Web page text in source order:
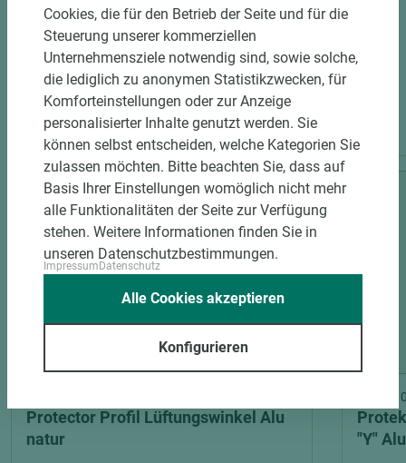
PASSENDES ZUBEHÖR
Protector Profil Lüftungswinkel Alu
natur
Art.-Nr.
"Y"
Cookies, die für den Betrieb der Seite und für die
Steuerung unserer kommerziellen
Unternehmensziele notwendig sind, sowie solche,
die lediglich zu anonymen Statistikzwecken, für
Komforteinstellungen oder zur Anzeige
personalisierter Inhalte genutzt werden. Sie
können selbst entscheiden, welche Kategorien Sie
zulassen möchten. Bitte beachten Sie, dass auf
Basis Ihrer Einstellungen womöglich nicht mehr
alle Funktionalitäten der Seite zur Verfügung
stehen. Weitere Informationen finden Sie in
unseren Datenschutzbestimmungen.
ImpressumDatenschutz
Konfigurieren
Alle Cookies akzeptieren